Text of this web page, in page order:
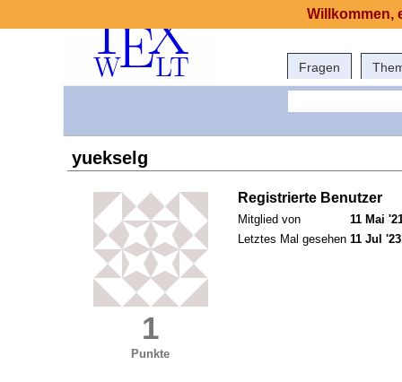
Fragen
yuekselg
1
Punkte
Registrierte Benutzer
Mitglied von
11 Mai
Letztes Mal gesehen 11 Jul
Willkommen,